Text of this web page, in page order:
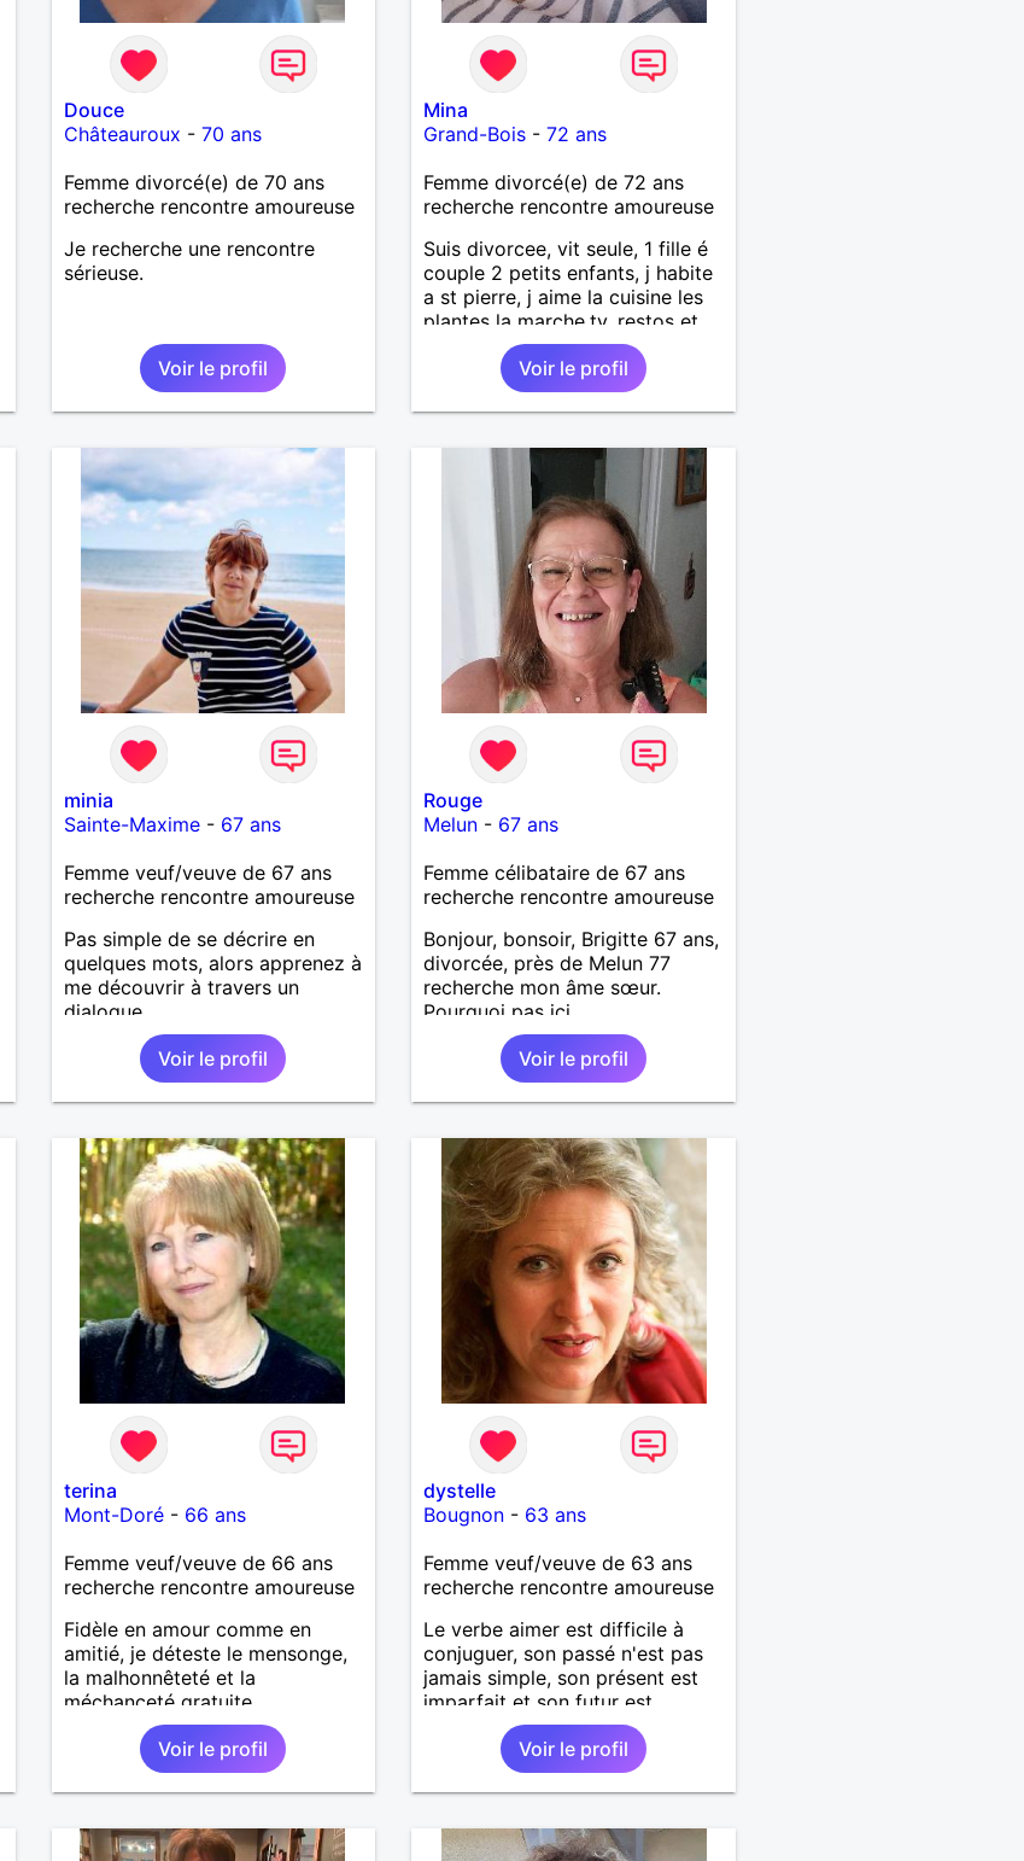
Douce
Châteauroux - 70 ans
Femme divorcé(e) de 70 ans
recherche rencontre amoureuse
Je recherche une rencontre
sérieuse.
Voir le profil
Mina
Grand-Bois -72 ans
Femme divorcé(e) de 72 ans
recherche rencontre amoureuse
Suis divorcee, vit seule, 1 fille é
couple 2 petits enfants, j habite
a st pierre, j aime la cuisine les
plantes la marche,tv, restos et
voyages 1m65 68 kgse
Voir le profil
minia
Sainte-Maxime- 67 ans
Femme veuf/veuve de 67 ans
recherche rencontre amoureuse
Pas simple de se décrire en
quelques mots, alors apprenez à
me découvrir à travers un
dialogue.
Voir le profil
Rouge
Melun - 67 ans
Femme célibataire de 67 ans
recherche rencontre amoureuse
Bonjour, bonsoir, Brigitte 67 ans,
divorcée, près de Melun 77
recherche mon âme sœur.
Pourquoi pas ici.
Voir le profil
terina
Mont-Doré- 66 ans
Femme veuf/veuve de 66 ans
recherche rencontre amoureuse
Fidèle en amour comme en
amitié, je déteste le mensonge,
la malhonnêteté et la
méchanceté gratuite.
Voir le profil
dystelle
Bougnon - 63 ans
Femme veuf/veuve de 63 ans
recherche rencontre amoureuse
Le verbe aimer est difficile à
conjuguer, son passé n'est pas
jamais simple, son présent est
imparfait et son futur est
conditionnel.
Voir le profil